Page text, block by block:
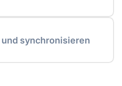
synchronisieren